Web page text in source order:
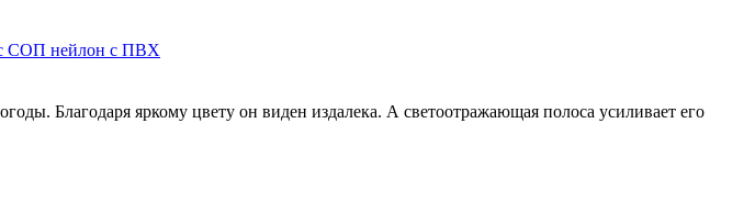
СОП нейлон с ПВХ
Благодаря яркому цвету он виден издалека. А светоотражающая полоса усиливает его